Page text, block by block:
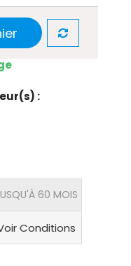
:
60 MOIS
Conditions